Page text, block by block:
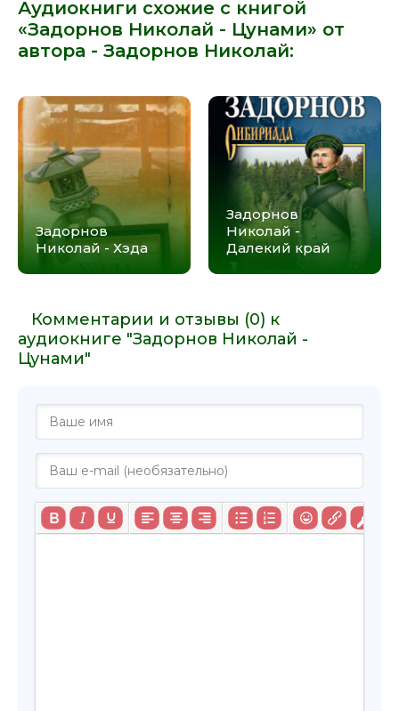
021
022
023
025
026
027
028
029
030
033
034
036
Аудиокниги схожие с книгой
«Задорнов Николай - Цунами» от
автора - Задорнов Николай:
Задорнов
Николай - Хэда
Задорнов
Николай -
Далекий край
Комментарии и отзывы (0) к
аудиокниге "Задорнов Николай -
Цунами"